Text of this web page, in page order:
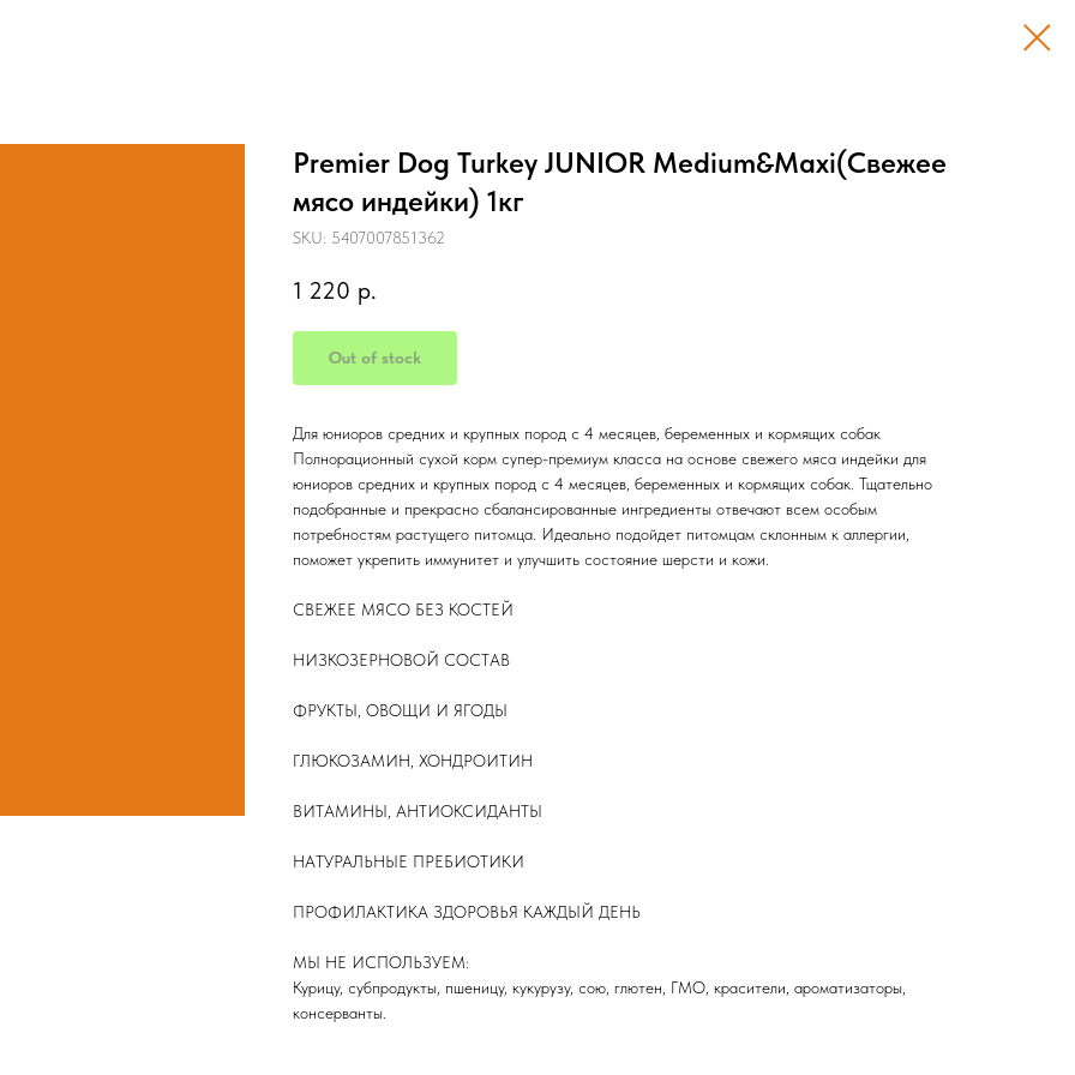
Premier Dog Turkey JUNIOR Medium&Maxi(Свежее
мясо индейки) 1кг
SKU: 5407007851362
1 220 р.
Out of stock
Для юниоров средних и крупных пород с 4 месяцев, беременных и кормящих собак
Полнорационный сухой корм супер-премиум класса на основе свежего мяса индейки для
юниоров средних и крупных пород с 4 месяцев, беременных и кормящих собак. Тщательно
подобранные и прекрасно сбалансированные ингредиенты отвечают всем особым
потребностям растущего питомца. Идеально подойдет питомцам склонным к аллергии,
поможет укрепить иммунитет и улучшить состояние шерсти и кожи.
СВЕЖЕЕ МЯСО БЕЗ КОСТЕЙ
НИЗКОЗЕРНОВОЙ СОСТАВ
ФРУКТЫ, ОВОЩИ И ЯГОДЫ
ГЛЮКОЗАМИН, ХОНДРОИТИН
ВИТАМИНЫ, АНТИОКСИДАНТЫ
НАТУРАЛЬНЫЕ ПРЕБИОТИКИ
ПРОФИЛАКТИКА ЗДОРОВЬЯ КАЖДЫЙ ДЕНЬ
МЫ НЕ ИСПОЛЬЗУЕМ:
Курицу, субпродукты, пшеницу, кукурузу, сою, глютен, ГМО, красители, ароматизаторы,
консерванты.